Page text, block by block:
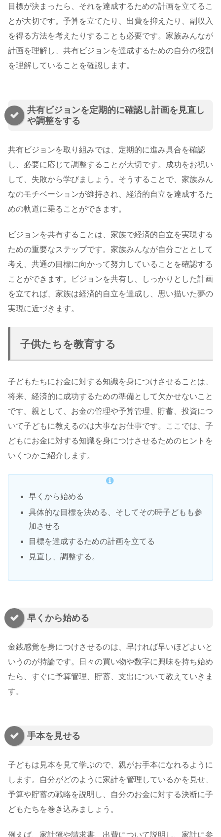
目標が決まったら、それを達成するための計画を立てるこ
とが大切です。予算を立てたり、出費を抑えたり、副収入
を得る方法を考えたりすることも必要です。家族みんなが
計画を理解し、共有ビジョンを達成するための自分の役割
を理解していることを確認します。
共有ビジョンを定期的に確認し計画を見直し
や調整をする
共有ビジョンを取り組みでは、定期的に進み具合を確認
し、必要に応じて調整することが大切です。成功をお祝い
して、失敗から学びましょう。そうすることで、家族みん
なのモチベーションが維持され、経済的自立を達成するた
めの軌道に乗ることができます。
ビジョンを共有することは、家族で経済的自立を実現する
ための重要なステップです。家族みんなが自分ごととして
考え、共通の目標に向かって努力していることを確認する
ことができます。ビジョンを共有し、しっかりとした計画
を立てれば、家族は経済的自立を達成し、思い描いた夢の
実現に近づきます。
子供たちを教育する
子どもたちにお金に対する知識を身につけさせることは、
将来、経済的に成功するための準備として欠かせないこと
です。親として、お金の管理や予算管理、貯蓄、投資につ
いて子どもに教えるのは大事なお仕事です。ここでは、子
どもにお金に対する知識を身につけさせるためのヒントを
いくつかご紹介します。
早くから始める
具体的な目標を決める、そしてその時子どもも参
加させる
目標を達成するための計画を立てる
見直し、調整する。
早くから始める
金銭感覚を身につけさせるのは、早ければ早いほどよいと
いうのが持論です。日々の買い物や数字に興味を持ち始め
たら、すぐに予算管理、貯蓄、支出について教えていきま
す。
手本を見せる
子どもは見本を見て学ぶので、親がお手本になれるように
します。自分がどのように家計を管理しているかを見せ、
予算や貯蓄の戦略を説明し、自分のお金に対する決断に子
どもたちを巻き込みましょう。
例えば、家計簿や請求書、出費について説明し、家計に参